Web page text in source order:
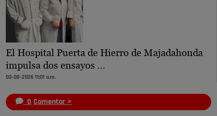
El Hospital Puerta de Hierro de Majadahonda
impulsa dos ensayos …
03-08-2026 11:01 a.m.
0 Comentar >